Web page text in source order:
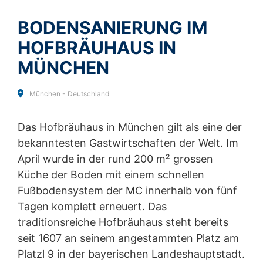
BODENSANIERUNG IM
HOFBRÄUHAUS IN
MÜNCHEN
München - Deutschland
Das Hofbräuhaus in München gilt als eine der
bekanntesten Gastwirtschaften der Welt. Im
April wurde in der rund 200 m² grossen
Küche der Boden mit einem schnellen
Fußbodensystem der MC innerhalb von fünf
Tagen komplett erneuert. Das
traditionsreiche Hofbräuhaus steht bereits
seit 1607 an seinem angestammten Platz am
Platzl 9 in der bayerischen Landeshauptstadt.
Sie können die Erfassung Ihrer Daten durch Google
Analytics verhindern, indem Sie auf folgenden Link
klicken. Es wird ein Opt-Out-Cookie gesetzt, der die
Erfassung Ihrer Daten bei zukünftigen Besuchen dieser
Website verhindert:
von Google:https://support.google.com/analytics/answ
er/6004245?hl=de
Auftragsdatenverarbeitung
Wir haben mit Google einen Vertrag zur
Auftragsdatenverarbeitung abgeschlossen und setzen
die strengen Vorgaben der deutschen
Datenschutzbehörden bei der Nutzung von Google
Analytics vollständig um.
YouTube
Unsere Website nutzt Plugins der von Google
Es gelten dieDatenschutzbestimmungenund